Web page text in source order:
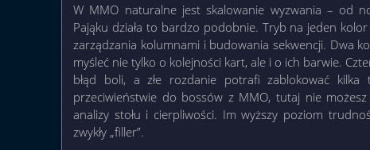
W MMO naturalne jest skalowanie wyzwania – od
Pająku działa to bardzo podobnie. Tryb na jeden
zarządzania kolumnami i budowania sekwencji. Dwa
myśleć nie tylko o kolejności kart, ale i o ich barwie.
błąd boli, a złe rozdanie potrafi zablokować
przeciwieństwie do bossów z MMO, tutaj nie
analizy stołu i cierpliwości. Im wyższy poziom
zwykły „filler”.